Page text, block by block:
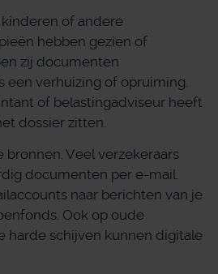
of andere
hebben gezien of
zij documenten
verhuizing of opruiming.
of belastingadviseur heeft
dossier zitten.
bronnen. Veel verzekeraars
documenten per e-mail.
naar berichten van je
Ook op oude
harde schijven kunnen digitale